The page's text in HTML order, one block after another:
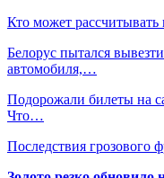
Кто может
Белорус пытался
автомобиля,…
Подорожали билеты на
Что…
Последствия грозового